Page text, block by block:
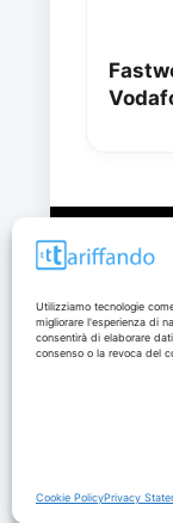
Utilizziamo tecnologie
migliorare l'esperienza di
consentirà di elaborare
consenso o la revoca del
Cookie PolicyPrivacy
I marchi
offerte
© 2026 -